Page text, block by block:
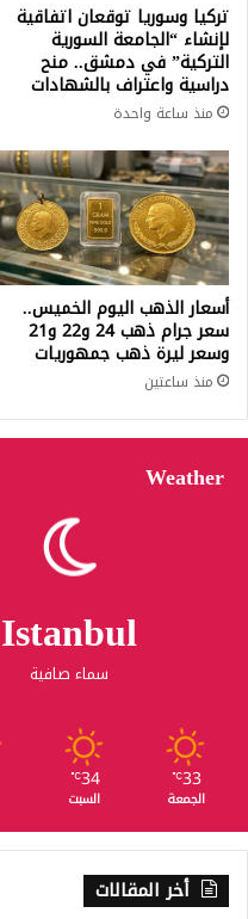
تركيا وسوريا توقعان اتفاقية
لإنشاء “الجامعة السورية
التركية” في دمشق.. منح
دراسية واعتراف بالشهادات
منذ ساعة واحدة
أسعار الذهب اليوم الخميس..
سعر جرام ذهب 24 و22 و21
وسعر ليرة ذهب جمهوريات
منذ ساعتين
Weather
Istanbul
سماء صافية
33
℃
الجمعة
34
℃
السبت
أخر المقالات